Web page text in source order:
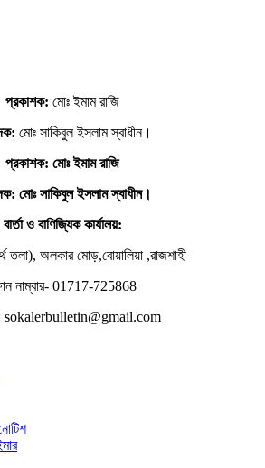
প্রকাশক: মোঃ ইমাম রাজি
মোঃ সাকিবুল ইসলাম স্বাধীন।
প্রকাশক: মোঃ ইমাম রাজি
: মোঃ সাকিবুল ইসলাম স্বাধীন।
বার্তা ও বাণিজ্যিক কার্যালয়:
তলা), অলকার মোড়,বোয়ালিয়া ,রাজশাহী
নাম্বার- 01717-725868
sokalerbulletin@gmail.com